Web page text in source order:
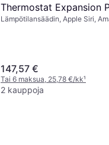
Thermostat Expansion
2 + 1
Lämpötilansäädin, Apple Siri,
147,57 €
Tai 6 maksua, 25,78 €/kk¹
2 kauppoja